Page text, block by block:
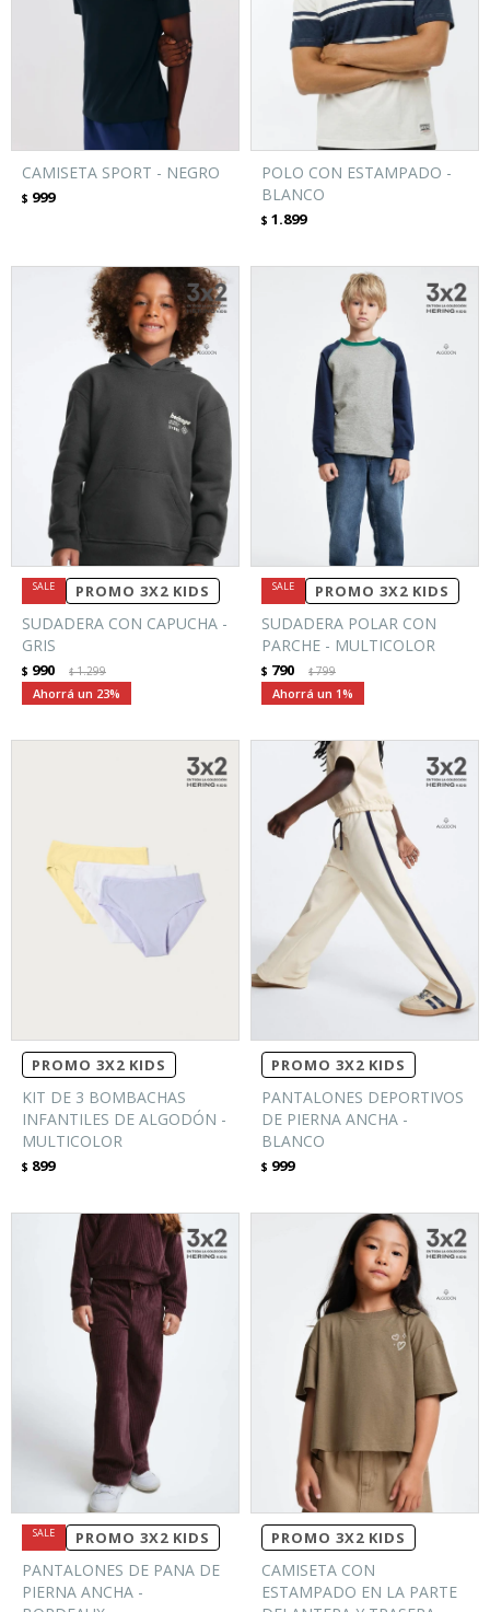
CAMISETA SPORT - NEGRO
$ 999
POLO CON ESTAMPADO -
BLANCO
$ 1.899
PROMO 3X2 KIDS
SUDADERA CON CAPUCHA -
GRIS
$ 990 $1.299
23
PROMO 3X2 KIDS
SUDADERA POLAR CON
PARCHE - MULTICOLOR
$ 790 $799
1
PROMO 3X2 KIDS
KIT DE 3 BOMBACHAS
INFANTILES DE ALGODÓN -
MULTICOLOR
$ 899
PROMO 3X2 KIDS
PANTALONES DEPORTIVOS
DE PIERNA ANCHA -
BLANCO
$ 999
PROMO 3X2 KIDS
PANTALONES DE PANA DE
PIERNA ANCHA -
PROMO 3X2 KIDS
CAMISETA CON
ESTAMPADO EN LA PARTE